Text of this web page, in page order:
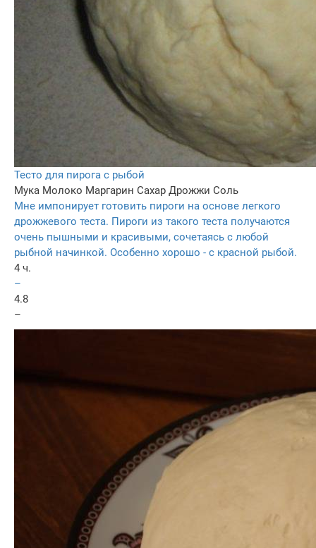
Тесто для пирога с рыбой
Мука Молоко Маргарин Сахар Дрожжи Соль
Мне импонирует готовить пироги на основе легкого
дрожжевого теста. Пироги из такого теста получаются
очень пышными и красивыми, сочетаясь с любой
рыбной начинкой. Особенно хорошо - с красной рыбой.
4 ч.
–
4.8
–